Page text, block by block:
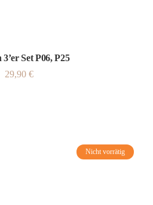
Set P06, P25
29,90 €
Nicht vorrätig